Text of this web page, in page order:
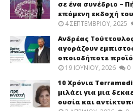
σε ένα συνέδριο –
επόμενη εκδοχή
4 ΣΕΠΤΕΜΒΡΊΟΥ, 2025
Ανδρέας
αγοράζουν
οποιοδήποτε
19 ΙΟΥΝΊΟΥ, 2026 0
10 Χρόνια
μιλάει για μια
ουσία και